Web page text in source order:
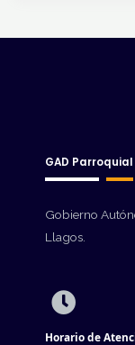
GAD Parroquial
Gobierno
Llagos.
Horario de